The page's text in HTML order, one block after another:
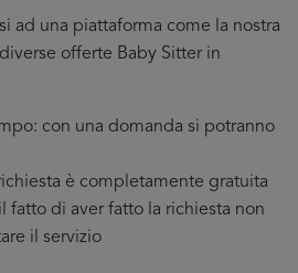
ad una piattaforma come la nostra
offerte Baby Sitter in
con una domanda si potranno
è completamente gratuita
fatto di aver fatto la richiesta non
il servizio